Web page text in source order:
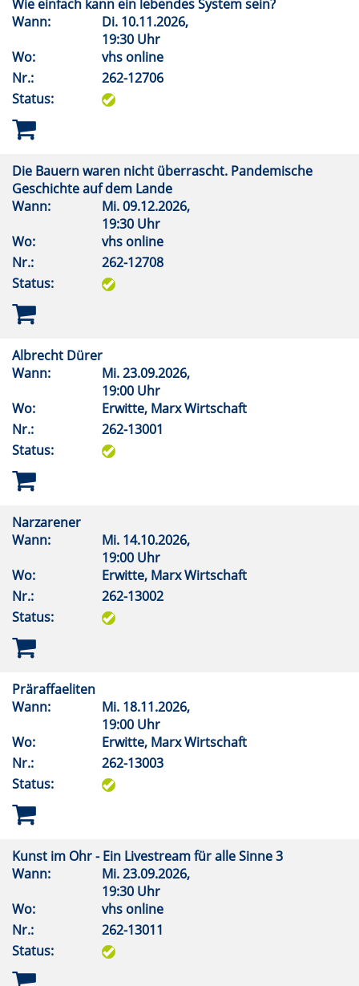
Wie einfach kann ein lebendes System sein?
Wann:
Di. 10.11.2026,
19:30 Uhr
Wo:
vhs online
Nr.:
262-12706
Status:
Die Bauern waren nicht überrascht. Pandemische
Geschichte auf dem Lande
Wann:
Mi.09.12.2026,
19:30 Uhr
Wo:
vhs online
Nr.:
262-12708
Status:
Albrecht Dürer
Wann:
Mi.23.09.2026,
19:00 Uhr
Wo:
Erwitte, Marx Wirtschaft
Nr.:
262-13001
Status:
Narzarener
Wann:
Mi. 14.10.2026,
19:00 Uhr
Wo:
Erwitte, Marx Wirtschaft
Nr.:
262-13002
Status:
Präraffaeliten
Wann:
Mi. 18.11.2026,
19:00 Uhr
Wo:
Erwitte, Marx Wirtschaft
Nr.:
262-13003
Status:
Kunst im Ohr - Ein Livestream für alle Sinne 3
Wann:
Mi.23.09.2026,
19:30 Uhr
Wo:
vhs online
Nr.:
262-13011
Status: